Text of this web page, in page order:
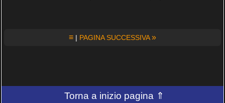
≡ | PAGINA SUCCESSIVA»
Torna a inizio pagina ⇑